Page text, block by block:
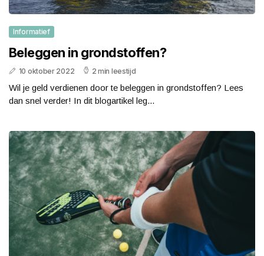
Informatief
Beleggen in grondstoffen?
10 oktober 2022 2 min leestijd
Wil je geld verdienen door te beleggen in grondstoffen? Lees
dan snel verder! In dit blogartikel leg...